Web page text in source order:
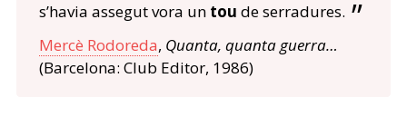
s’havia assegut vora un tou de serradures.
Mercè Rodoreda, Quanta, quanta guerra…
(Barcelona: Club Editor, 1986)